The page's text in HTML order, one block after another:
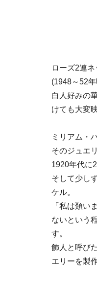
ローズ2連
(1948～52
白人好みの
けても大変
ミリアム・
そのジュエ
1920年代に
そして少し
ケル。
「私は類い
ないという
す。
飾人と呼び
エリーを製